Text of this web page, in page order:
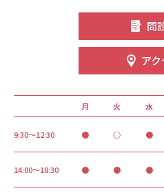
問
アク
月 火 水
9:30～12:30 ● ○ ●
14:00～18:30 ● ● ●